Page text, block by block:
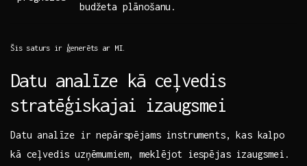
budžeta plānošanu.
Šis⁢ saturs ir ​ģenerēts ‍ar MI.
Datu analīze kā ceļvedis
stratēģiskajai izaugsmei
Datu analīze ir nepārspējams instruments, kas kalpo
kā ‌ceļvedis uzņēmumiem, meklējot iespējas izaugsmei.